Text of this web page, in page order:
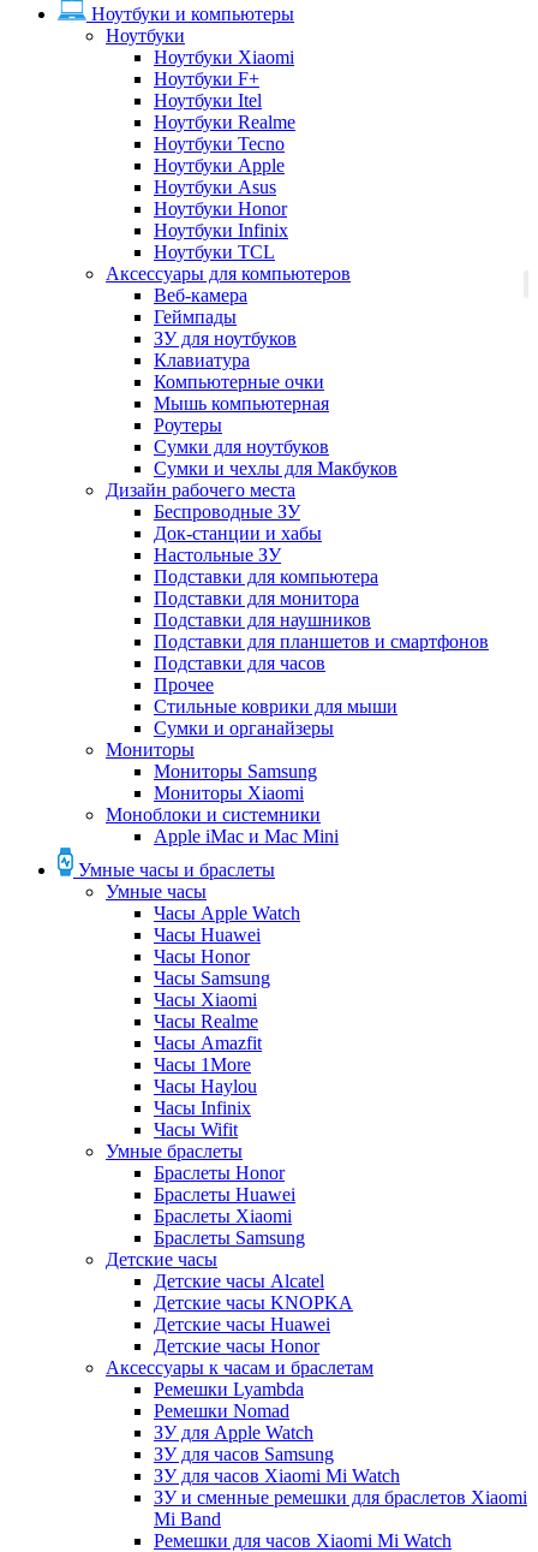
Ноутбуки и компьютеры
Ноутбуки
Ноутбуки Xiaomi
Ноутбуки F+
Ноутбуки Itel
Ноутбуки Realme
Ноутбуки Tecno
Ноутбуки Apple
Ноутбуки Asus
Ноутбуки Honor
Ноутбуки Infinix
Ноутбуки TCL
Аксессуары для компьютеров
Веб-камера
Геймпады
ЗУ для ноутбуков
Клавиатура
Компьютерные очки
Мышь компьютерная
Роутеры
Сумки для ноутбуков
Сумки и чехлы для Макбуков
Дизайн рабочего места
Беспроводные ЗУ
Док-станции и хабы
Настольные ЗУ
Подставки для компьютера
Подставки для монитора
Подставки для наушников
Подставки для планшетов и смартфонов
Подставки для часов
Прочее
Стильные коврики для мыши
Сумки и органайзеры
Мониторы
Мониторы Samsung
Мониторы Xiaomi
Моноблоки и системники
Apple iMac и Mac Mini
Умные часы и браслеты
Умные часы
Часы Apple Watch
Часы Huawei
Часы Honor
Часы Samsung
Часы Xiaomi
Часы Realme
Часы Amazfit
Часы 1More
Часы Haylou
Часы Infinix
Часы Wifit
Умные браслеты
Браслеты Honor
Браслеты Huawei
Браслеты Xiaomi
Браслеты Samsung
Детские часы
Детские часы Alcatel
Детские часы KNOPKA
Детские часы Huawei
Детские часы Honor
Аксессуары к часам и браслетам
Ремешки Lyambda
Ремешки Nomad
ЗУ для Apple Watch
ЗУ для часов Samsung
ЗУ для часов Xiaomi Mi Watch
ЗУ и сменные ремешки для браслетов Xiaomi
Mi Band
Ремешки для часов Xiaomi Mi Watch